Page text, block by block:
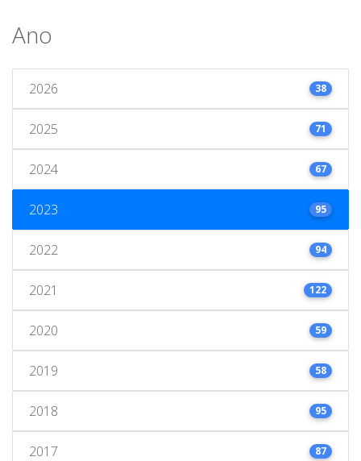
Ano
2026 38
2025 71
2024 67
2023 95
2022 94
2021 122
2020 59
2019 58
2018 95
2017 87